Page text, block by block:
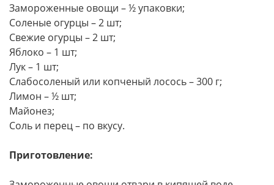
Замороженные овощи – ½ упаковки;
Соленые огурцы – 2 шт;
Свежие огурцы – 2 шт;
Яблоко – 1 шт;
Лук – 1 шт;
Слабосоленый или копченый лосось – 300 г;
Лимон – ½ шт;
Майонез;
Соль и перец – по вкусу.
Приготовление: